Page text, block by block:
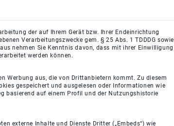
der auf Ihrem Gerät bzw. Ihrer Endeinrichtung
Verarbeitungszwecke gem. § 25 Abs. 1 TDDDG sowie
nehmen Sie Kenntnis davon, dass mit ihrer Einwilligung
werden können.
Werbung aus, die von Drittanbietern kommt. Zu diesem
gespeichert und ausgelesen oder Informationen wie
basierend auf einem Profil und der Nutzungshistorie
externe Inhalte und Dienste Dritter („Embeds“) wie